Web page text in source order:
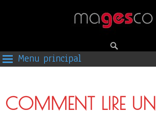
Menu principal
COMMENT LIRE UN